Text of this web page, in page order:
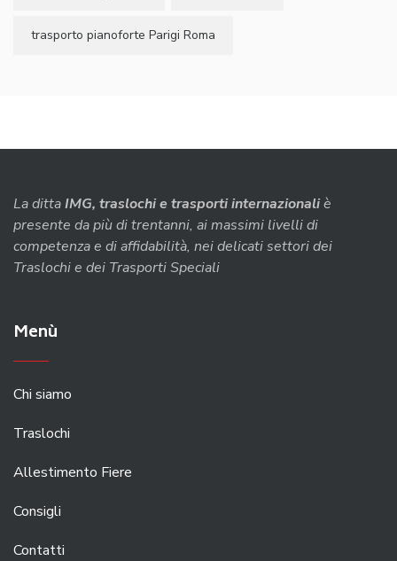
trasporto pianoforte Parigi Roma
La dittaIMG, traslochi e trasporti internazionaliè
presente da più di trentanni, ai massimi livelli di
competenza e di affidabilità, nei delicati settori dei
Traslochi e dei Trasporti Speciali
Menù
Chi siamo
Traslochi
Allestimento Fiere
Consigli
Contatti